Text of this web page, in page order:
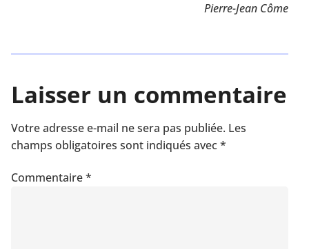
Pierre-Jean Côme
Laisser un commentaire
Votre adresse e-mail ne sera pas publiée. Les
champs obligatoires sont indiqués avec *
Commentaire*